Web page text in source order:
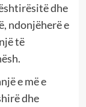
dhe
ndonjëherë e
të
e më e
dhe